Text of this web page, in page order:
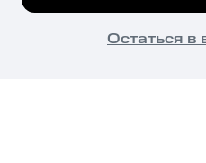
законодательством
© 2026 ООО «КИОН».
Все права защищены
Остаться в